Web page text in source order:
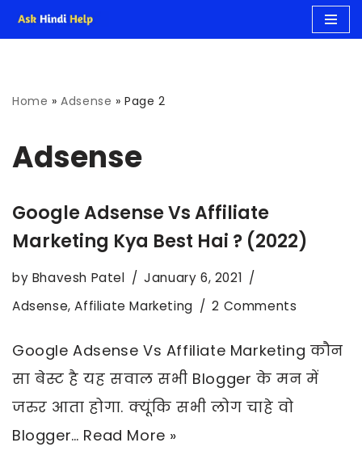
content
Home »Adsense »Page 2
Adsense
Google Adsense Vs Affiliate
Marketing Kya Best Hai ? (2022)
by Bhavesh Patel
January 6, 2021
Adsense,Affiliate Marketing 2 Comments
Google Adsense Vs Affiliate Marketing कौन
सा बेस्ट है यह सवाल सभी Blogger के मन में
जरुर आता होगा. क्यूंकि सभी लोग चाहे वो
Blogger… Read More »